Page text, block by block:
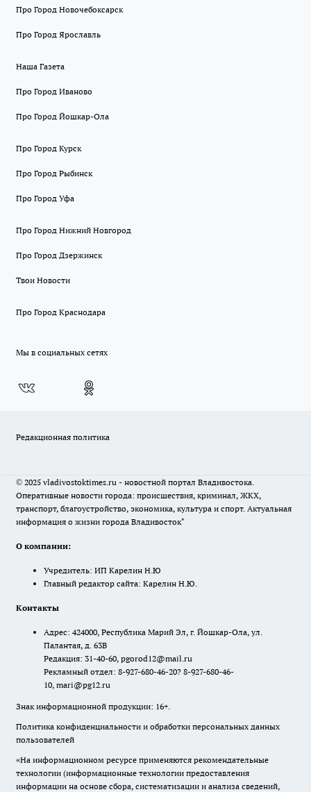
Про Город Новочебоксарск
Про Город Ярославль
Наша Газета
Про Город Иваново
Про Город Йошкар-Ола
Про Город Курск
Про Город Рыбинск
Про Город Уфа
Про Город Нижний Новгород
Про Город Дзержинск
Твои Новости
Про Город Краснодара
Мы в социальных сетях
Редакционная политика
© 2025 vladivostoktimes.ru - новостной портал Владивостока.
Оперативные новости города: происшествия, криминал, ЖКХ,
транспорт, благоустройство, экономика, культура и спорт. Актуальная
информация о жизни города Владивосток"
О компании:
Учредитель: ИП Карелин Н.Ю
Главный редактор сайта: Карелин Н.Ю.
Контакты
Адрес: 424000, Республика Марий Эл, г. Йошкар-Ола, ул.
Палантая, д. 63В
Редакция: 31-40-60, pgorod12@mail.ru
Рекламный отдел: 8-927-680-46-20? 8-927-680-46-
10, mari@pg12.ru
Знак информационной продукции: 16+.
Политика конфиденциальности и обработки персональных данных
пользователей
«На информационном ресурсе применяются рекомендательные
технологии (информационные технологии предоставления
информации на основе сбора, систематизации и анализа сведений,